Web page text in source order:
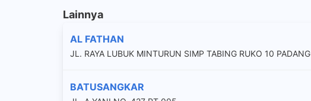
Lainnya
AL FATHAN
JL. RAYA LUBUK MINTURUN SIMP TABING RUKO 10 PADANG
BATUSANGKAR